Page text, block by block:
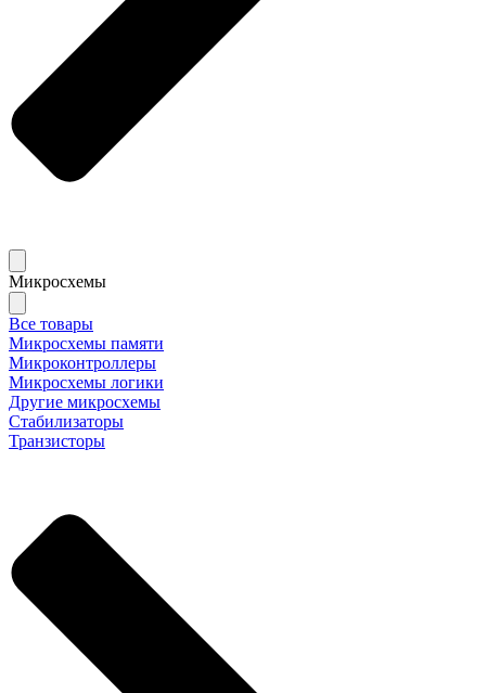
Микросхемы
Все товары
Микросхемы памяти
Микроконтроллеры
Микросхемы логики
Другие микросхемы
Стабилизаторы
Транзисторы